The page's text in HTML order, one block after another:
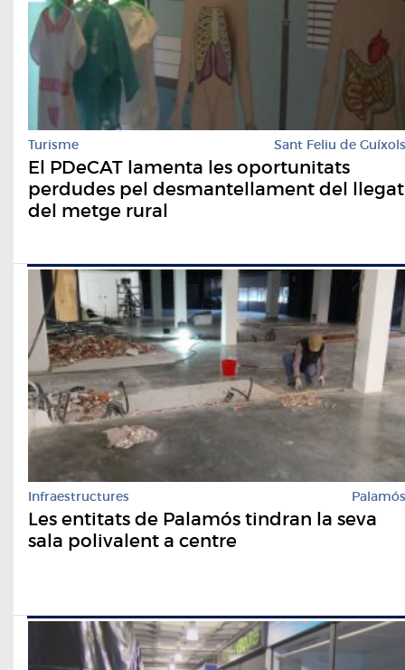
Turisme Sant Feliu de Guíxols
El PDeCAT lamenta les oportunitats
perdudes pel desmantellament del llegat
del metge rural
Infraestructures Palamós
Les entitats de Palamós tindran la seva
sala polivalent a centre